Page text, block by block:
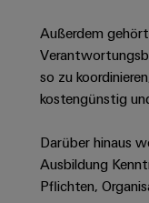
Lösungen
für
verschiedene
Segmente
der
und
Öl
IIoT
&
Software
Industrial
Analytics
Industrial
&
Reparatur
und
Ersatzteile
Trainings
und
Webinare
and
Partner
Netzwerk
IIoT
and
Termine
Workshops
für
Außerdem
so zu
kostengünstig
Darüber hinaus
Ausbildung
Pflichten,